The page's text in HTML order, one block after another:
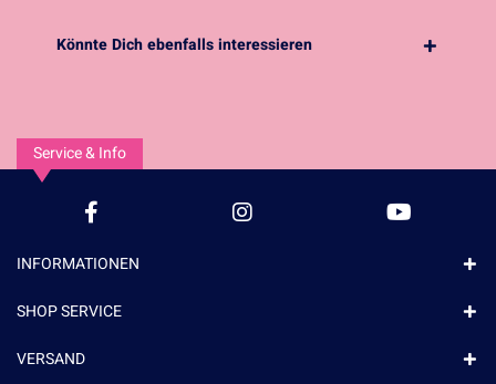
Könnte Dich ebenfalls interessieren
Service & Info
INFORMATIONEN
SHOP SERVICE
VERSAND